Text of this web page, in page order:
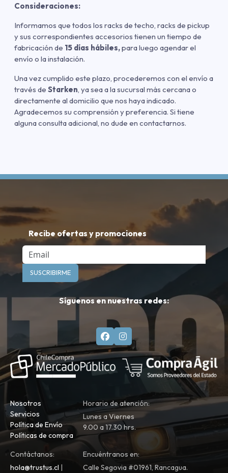
Consideraciones:
Informamos que todos los racks de techo, racks de pickup
y sus correspondientes accesorios tienen un tiempo de
fabricación de 15 días hábiles,para luego agendar el
envío o la instalación.
Una vez cumplido este plazo, procederemos con el envío a
través de Starken , ya sea a la sucursal más cercana o
directamente al domicilio que nos haya indicado.
Agradecemos su comprensión y preferencia. Si tiene
alguna consulta adicional, no dude en contactarnos.
Recibe ofertas y promociones
Email
SUSCRIBIRME
Síguenos en nuestras redes:
Nosotros
Servicios
Política de Envío
Políticas de compra
Horario de atención:
Lunes a Viernes
9.00 a 17.30 hrs.
Contáctanos:
hola@trustus.cl |
Encuéntranos en:
Calle Segovia #01961, Rancagua.